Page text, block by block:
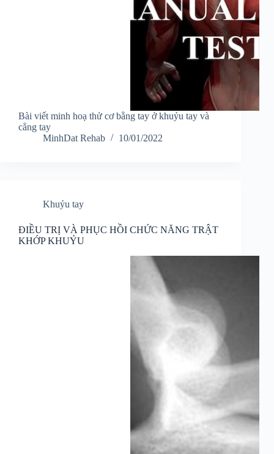
Bài viết minh hoạ thử cơ bằng tay ở khuỷu tay và
cẳng tay
MinhDat Rehab
10/01/2022
Khuỷu tay
ĐIỀU TRỊ VÀ PHỤC HỒI CHỨC NĂNG TRẬT
KHỚP KHUỶU